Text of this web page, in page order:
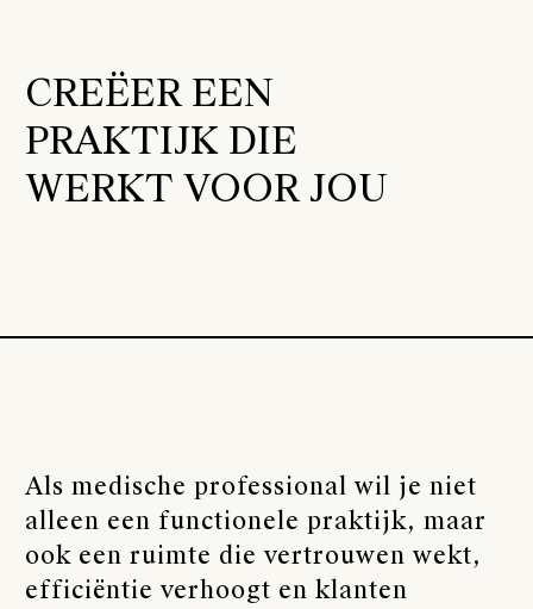
CREËER EEN
PRAKTIJK DIE
WERKT VOOR JOU
Als medische professional wil je niet
alleen een functionele praktijk, maar
ook een ruimte die vertrouwen wekt,
efficiëntie verhoogt en klanten